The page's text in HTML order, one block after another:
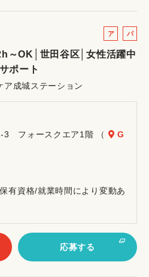
ア
バ
パ
ト
～OK│世田谷区│女性活躍中
ポート
ア成城ステーション
3 フォースクエア1階 （
G
有資格/就業時間により変動あ
応募する